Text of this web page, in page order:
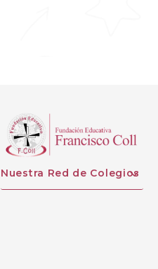
Nuestra Red de Colegios